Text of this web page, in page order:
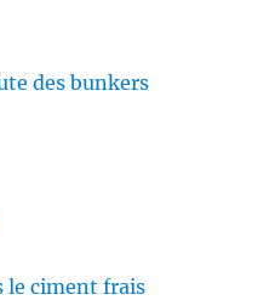
des bunkers
le ciment frais